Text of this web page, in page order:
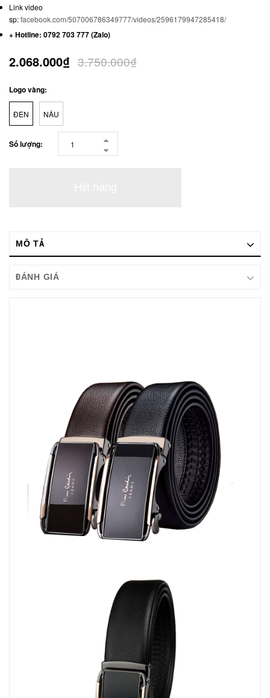
Link video
sp:facebook.com/507006786349777/videos/2596179947285418/
+ Hotline: 0792 703 777 (Zalo)
2.068.000₫ 3.750.000₫
Logo vàng:
ĐEN NÂU
Số lượng:
MÔ TẢ
ĐÁNH GIÁ